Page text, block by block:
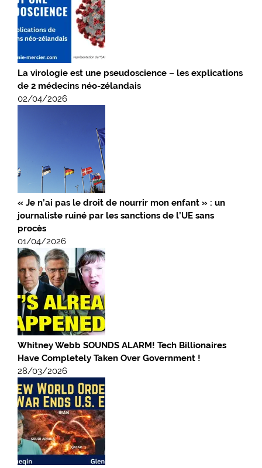
La virologie est une pseudoscience – les explications
de 2 médecins néo-zélandais
02/04/2026
« Je n’ai pas le droit de nourrir mon enfant » : un
journaliste ruiné par les sanctions de l’UE sans
procès
01/04/2026
Whitney Webb SOUNDS ALARM! Tech Billionaires
Have Completely Taken Over Government !
28/03/2026